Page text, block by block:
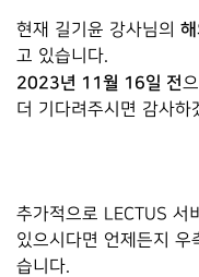
현재 길기윤 강사님의
고 있습니다.
2023년 11월 16일 전
더 기다려주시면 감사하
추가적으로 LECTUS 서
있으시다면 언제든지 우
습니다.